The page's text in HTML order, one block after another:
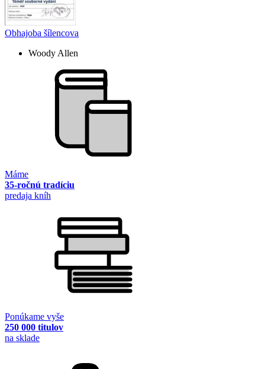
Obhajoba šílencova
Woody Allen
Máme
35-ročnú tradíciu
predaja kníh
Ponúkame vyše
250 000 titulov
na sklade